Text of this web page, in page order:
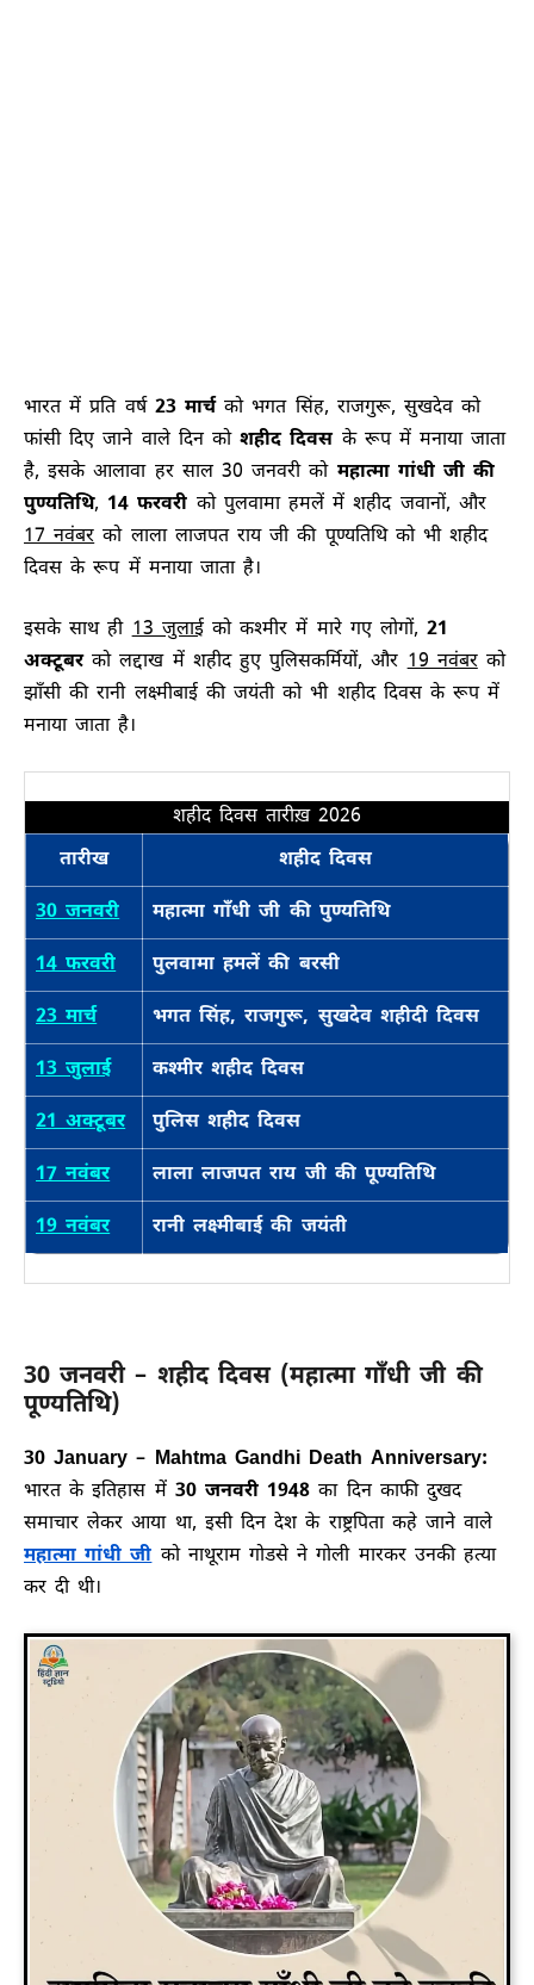
भारत में प्रति वर्ष 23 मार्चको भगत सिंह, राजगुरू, सुखदेव को
फांसी दिए जाने वाले दिन कोशहीद दिवसके रूप में मनाया जाता
है, इसके आलावा हर साल 30 जनवरी को महात्मा गांधी जी की
पुण्यतिथि, 14 फरवरी को पुलवामा हमलें में शहीद जवानों, और
17 नवंबरको लाला लाजपत राय जी की पूण्यतिथि को भी शहीद
दिवस के रूप में मनाया जाता है।
इसके साथ ही13 जुलाईको कश्मीर में मारे गए लोगों,21
अक्टूबरको लद्दाख में शहीद हुए पुलिसकर्मियों, और19 नवंबरको
झाँसी की रानी लक्ष्मीबाई की जयंती को भी शहीद दिवस के रूप में
मनाया जाता है।
शहीद दिवस तारीख़ 2026
तारीख
शहीद दिवस
30 जनवरी महात्मा गाँधी जी की पुण्यतिथि
14 फरवरी पुलवामा हमलें की बरसी
23 मार्च भगत सिंह, राजगुरू, सुखदेव शहीदी दिवस
13 जुलाई कश्मीर शहीद दिवस
21 अक्टूबर पुलिस शहीद दिवस
17 नवंबर लाला लाजपत राय जी की पूण्यतिथि
19 नवंबर रानी लक्ष्मीबाई की जयंती
30 जनवरी – शहीद दिवस (महात्मा गाँधी जी की
पूण्यतिथि)
30 January – Mahtma Gandhi Death Anniversary:
भारत के इतिहास में 30 जनवरी 1948 का दिन काफी दुखद
समाचार लेकर आया था, इसी दिन देश के राष्ट्रपिता कहे जाने वाले
महात्मा गांधी जीको नाथूराम गोडसे ने गोली मारकर उनकी हत्या
कर दी थी।